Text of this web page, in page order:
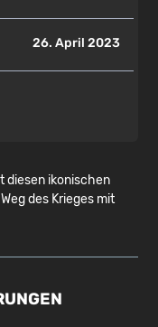
26. April 2023
diesen ikonischen
des Krieges mit